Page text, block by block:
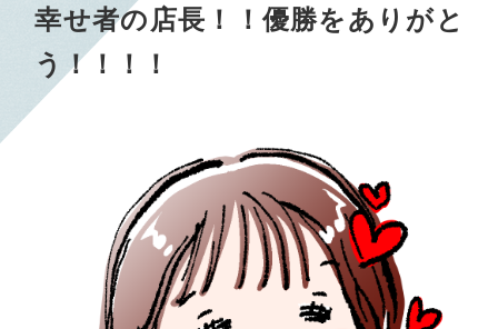
幸せ者の店長！！優勝をありがと
う！！！！